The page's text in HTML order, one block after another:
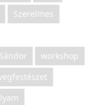
Szerelmes
workshop